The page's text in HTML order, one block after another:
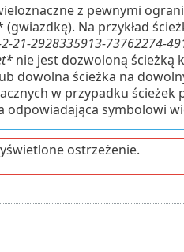
z pewnymi
Na przykład
2-21-2928335913-73762274-
nie jest dozwoloną ścieżką
dowolna ścieżka na
w przypadku ścieżek
odpowiadająca symbolowi
ostrzeżenie.